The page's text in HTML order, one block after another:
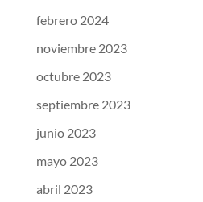
febrero 2024
noviembre 2023
octubre 2023
septiembre 2023
junio 2023
mayo 2023
abril 2023